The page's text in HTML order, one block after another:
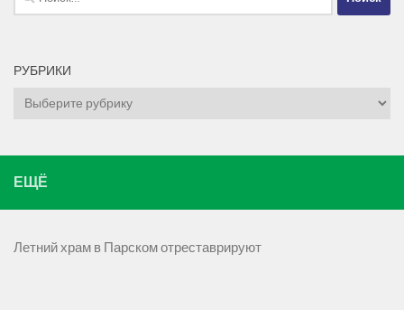
РУБРИКИ
Рубрики
ЕЩЁ
Летний храм в Парском отреставрируют